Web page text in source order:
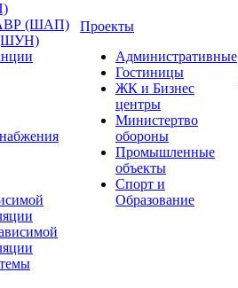
АВР (ШАП)
(ШУН)
Проекты
Административные
Гостиницы
ЖК и Бизнес
центры
Министертво
обороны
Промышленные
объекты
Спорт и
Образование